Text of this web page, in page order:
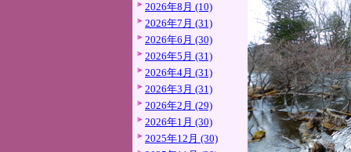
2026年8月 (10)
2026年7月 (31)
2026年6月 (30)
2026年5月 (31)
2026年4月 (31)
2026年3月 (31)
2026年2月 (29)
2026年1月 (30)
2025年12月 (30)